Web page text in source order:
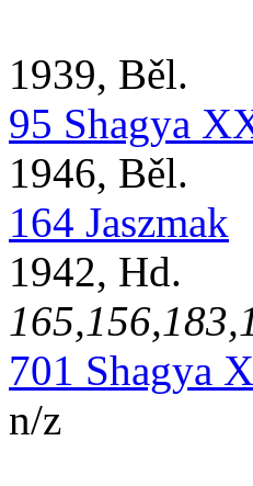
1939, Běl.
95 Shagya
1946, Běl.
164 Jaszmak
1942, Hd.
701 Shagya X
n/z